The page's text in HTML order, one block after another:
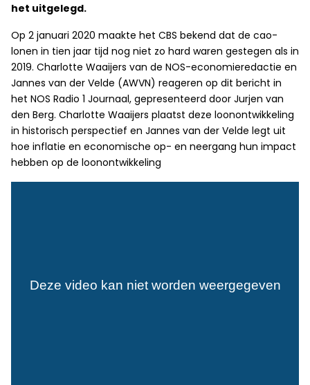
het uitgelegd.
Op 2 januari 2020 maakte het CBS bekend dat de cao-
lonen in tien jaar tijd nog niet zo hard waren gestegen als in
2019. Charlotte Waaijers van de NOS-economieredactie en
Jannes van der Velde (AWVN) reageren op dit bericht in
het NOS Radio 1 Journaal, gepresenteerd door Jurjen van
den Berg. Charlotte Waaijers plaatst deze loonontwikkeling
in historisch perspectief en Jannes van der Velde legt uit
hoe inflatie en economische op- en neergang hun impact
hebben op de loonontwikkeling